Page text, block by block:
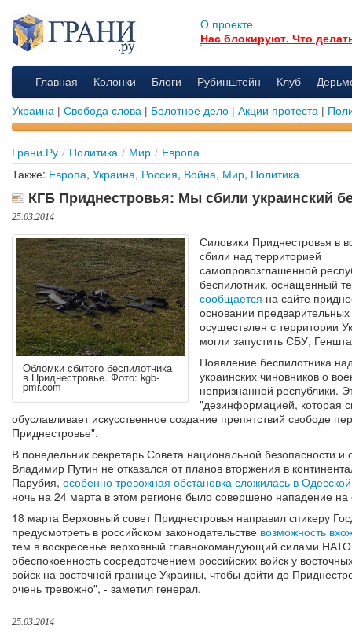
О проекте
Нас блокируют. Что
Главная Колонки Блоги Рубинштейн Клуб
Украина | Свобода слова | Болотное дело | Акции протеста |
Грани.Ру / Политика / Мир / Европа
Также: Европа, Украина, Россия, Война, Мир, Политика
КГБ Приднестровья: Мы сбили украинский
25.03.2014
Обломки сбитого беспилотника
в Приднестровье. Фото: kgb-
pmr.com
Силовики Приднестровья в
сбили над территорией
самопровозглашенной
беспилотник, оснащенный
сообщается на сайте
основании
осуществлен с территории
могли запустить СБУ,
Появление беспилотника
украинских чиновников о
непризнанной республики.
"дезинформацией, которая
обуславливает искусственное создание препятствий свободе
Приднестровье".
В понедельник секретарь Совета национальной безопасности
Владимир Путин не отказался от планов вторжения в
Парубия, особенно тревожная обстановка сложилась в
ночь на 24 марта в этом регионе было совершено нападение на
18 марта Верховный совет Приднестровья направил спикеру
предусмотреть в российском законодательстве возможность
тем в воскресенье верховный главнокомандующий силами
обеспокоенность сосредоточением российских войск у
войск на восточной границе Украины, чтобы дойти до
очень тревожно", - заметил генерал.
25.03.2014